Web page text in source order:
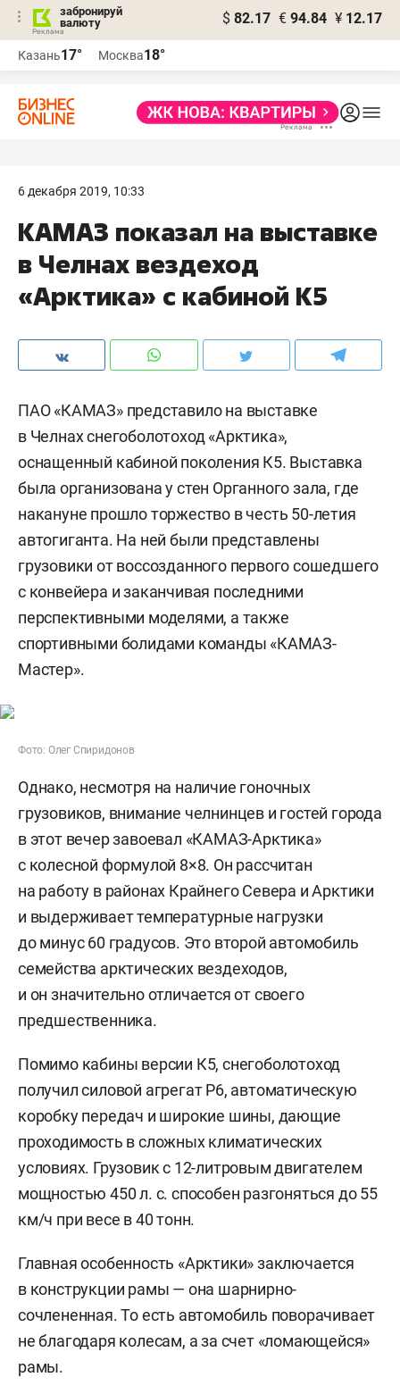
забронируй
валюту
$ 82.17 € 94.84 ¥ 12.17
Казань17° Москва18°
6 декабря 2019, 10:33
КАМАЗ показал на выставке
в Челнах вездеход
«Арктика» с кабиной К5
ПАО «КАМАЗ» представило на выставке
в Челнах снегоболотоход «Арктика»,
оснащенный кабиной поколения К5. Выставка
была организована у стен Органного зала, где
накануне прошло торжество в честь 50-летия
автогиганта. На ней были представлены
грузовики от воссозданного первого сошедшего
с конвейера и заканчивая последними
перспективными моделями, а также
спортивными болидами команды «КАМАЗ-
Мастер».
Фото: Олег Спиридонов
Однако, несмотря на наличие гоночных
грузовиков, внимание челнинцев и гостей города
в этот вечер завоевал «КАМАЗ-Арктика»
с колесной формулой 8×8. Он рассчитан
на работу в районах Крайнего Севера и Арктики
и выдерживает температурные нагрузки
до минус 60 градусов. Это второй автомобиль
семейства арктических вездеходов,
и он значительно отличается от своего
предшественника.
Помимо кабины версии К5, снегоболотоход
получил силовой агрегат Р6, автоматическую
коробку передач и широкие шины, дающие
проходимость в сложных климатических
условиях. Грузовик с 12-литровым двигателем
мощностью 450 л. с. способен разгоняться до 55
км/ч при весе в 40 тонн.
Главная особенность «Арктики» заключается
в конструкции рамы — она шарнирно-
сочлененная. То есть автомобиль поворачивает
не благодаря колесам, а за счет «ломающейся»
рамы.